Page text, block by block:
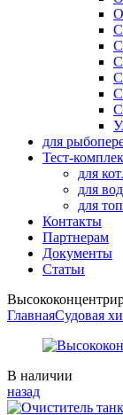
для
Тест-
для
для
для
Контакты
Партнерам
Документы
Статьи
ГлавнаяСудовая
Availability:
В наличии
назад